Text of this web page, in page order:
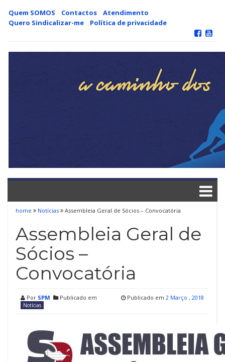
Skip
content
Quem SOMOS Contactos
Atendimento
Quero Sindicalizar-me
Política de privacidade
home Notícias Assembleia Geral de Sócios – Convocatória
Assembleia Geral de
Sócios –
Convocatória
Por SPM Publicado em
Notícias
Publicado em 2 Março , 2018